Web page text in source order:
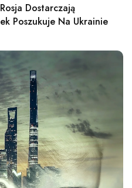
Dostarczają
Poszukuje Na Ukrainie